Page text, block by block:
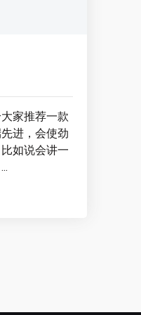
家推荐一款
进，会使劲
如说会讲一